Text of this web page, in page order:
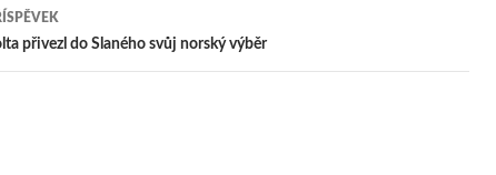
přivezl do Slaného svůj norský výběr